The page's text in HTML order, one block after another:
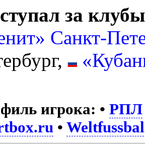
за
Санкт-
игрока: •РПЛ
•